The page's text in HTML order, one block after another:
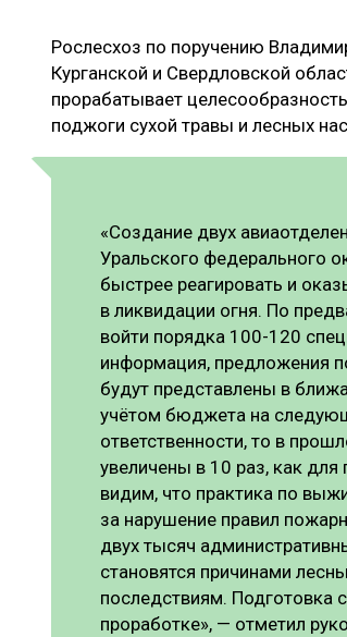
ЛОГИСТИКА
ПРОИЗВОДСТВО ДРЕВЕСНЫХ ПЛИТ
ЦБП
Рослесхоз по поручению
Курганской и Свердловской
прорабатывает
поджоги сухой травы и лесных
«Создание двух
Уральского федерального
быстрее реагировать и
в ликвидации огня. По
войти порядка 100-120
информация, предложения
будут представлены в
учётом бюджета на
ответственности, то в
увеличены в 10 раз, как
видим, что практика по
за нарушение правил
двух тысяч
становятся причинами
последствиям. Подготовка
проработке», — отметил